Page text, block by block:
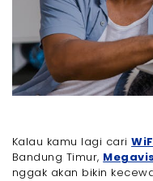
Kalau kamu lagi cari
Bandung Timur,
nggak akan bikin